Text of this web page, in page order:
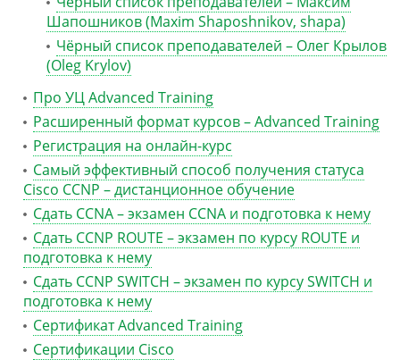
Шапошников (Maxim Shaposhnikov, shapa)
Чёрный список преподавателей – Олег Крылов
(Oleg Krylov)
Про УЦ Advanced Training
Расширенный формат курсов – Advanced Training
Регистрация на онлайн-курс
Самый эффективный способ получения статуса
Cisco CCNP – дистанционное обучение
Сдать CCNA – экзамен CCNA и подготовка к нему
Сдать CCNP ROUTE – экзамен по курсу ROUTE и
подготовка к нему
Сдать CCNP SWITCH – экзамен по курсу SWITCH и
подготовка к нему
Сертификат Advanced Training
Сертификации Cisco